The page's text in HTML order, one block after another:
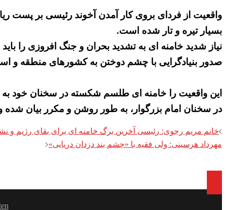
واقعیت از فردای بروی کار آمدن آخوند رئیسی بر پست
بسیار تیره و تار شده است.
نیاز شدید خامنه ای به تشدید بحران و جنگ افروزی را
صدور بنیادگرایی با چشم دوختن به کشورهای منطقه و
این واقعیت را خامنه ای طلسم شکسته در سخنان خود به
در سخنان امام بزرگوار، به طور روشن و مکرر بیان شده
Post
خانم مریم رجوی: رئیسی آخرین برگ خامنه ای برای بقای رژیم و
مهرداد هرسینی: ولی فقیه با «چشم بند دزدان دریایی»